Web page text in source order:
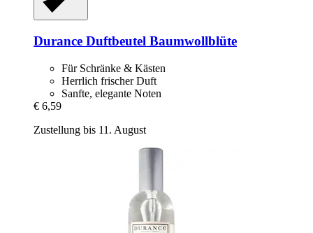
Durance Duftbeutel Baumwollblüte
Für Schränke & Kästen
Herrlich frischer Duft
Sanfte, elegante Noten
€ 6,59
Zustellung bis 11. August